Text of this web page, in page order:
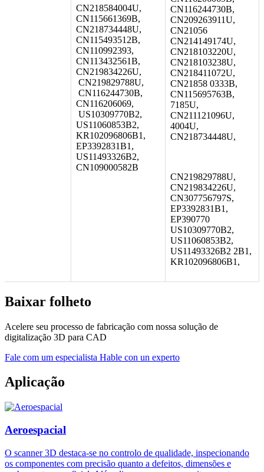
CN218584004U,
CN115661369B,
CN218734448U,
CN115493512B,
CN110992393,
CN113432561B,
CN219834226U,
CN219829788U,
CN116244730B,
CN116206069,
US10309770B2,
US11060853B2,
KR102096806B1,
EP3392831B1,
US11493326B2,
CN109000582B
CN116244730B,
CN209263911U,
CN21056
CN214149174U,
CN218103220U,
CN218103238U,
CN218411072U,
CN21858 0333B,
CN115695763B,
7185U,
CN211121096U,
4004U,
CN218734448U,
CN219829788U,
CN219834226U,
CN307756797S,
EP3392831B1,
EP390770
US10309770B2,
US11060853B2,
US11493326B2 2B1,
KR102096806B1,
Baixar folheto
Acelere seu processo de fabricação com nossa solução de
digitalização 3D para CAD
Fale com um especialista Hable con un experto
Aplicação
Aeroespacial
O scanner 3D destaca-se no controlo de qualidade, inspecionando
os componentes com precisão quanto a defeitos, dimensões e